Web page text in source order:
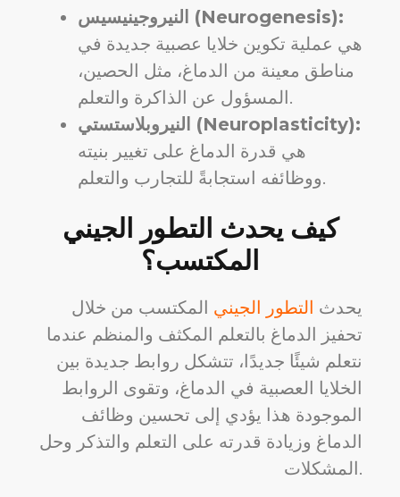
النيروجينيسيس (Neurogenesis):
هي عملية تكوين خلايا عصبية جديدة في
مناطق معينة من الدماغ، مثل الحصين،
المسؤول عن الذاكرة والتعلم.
النيروبلاستستي (Neuroplasticity):
هي قدرة الدماغ على تغيير بنيته
ووظائفه استجابةً للتجارب والتعلم.
كيف يحدث التطور الجيني
المكتسب؟
يحدث التطور الجيني المكتسب من خلال
تحفيز الدماغ بالتعلم المكثف والمنظم عندما
نتعلم شيئًا جديدًا، تتشكل روابط جديدة بين
الخلايا العصبية في الدماغ، وتقوى الروابط
الموجودة هذا يؤدي إلى تحسين وظائف
الدماغ وزيادة قدرته على التعلم والتذكر وحل
المشكلات.